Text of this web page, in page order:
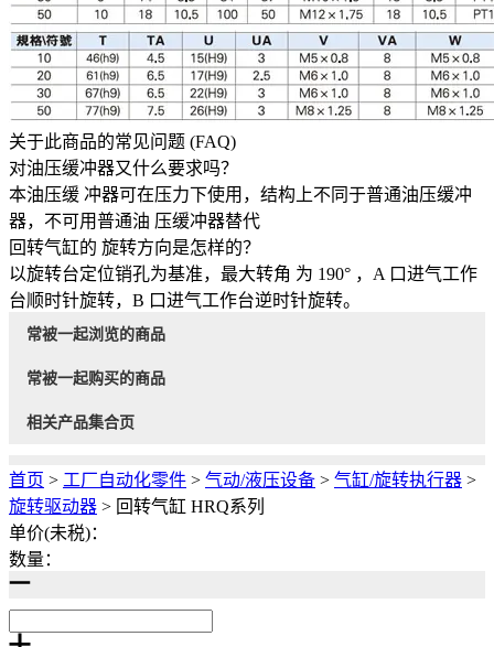
关于此商品的常见问题 (FAQ)
对油压缓冲器又什么要求吗？
本油压缓 冲器可在压力下使用，结构上不同于普通油压缓冲
器，不可用普通油 压缓冲器替代
回转气缸的 旋转方向是怎样的？
以旋转台定位销孔为基准，最大转角 为 190° ，A 口进气工作
台顺时针旋转，B 口进气工作台逆时针旋转。
常被一起浏览的商品
常被一起购买的商品
相关产品集合页
首页 > 工厂自动化零件 > 气动/液压设备 > 气缸/旋转执行器 >
旋转驱动器 > 回转气缸 HRQ系列
单价(未税)：
数量：